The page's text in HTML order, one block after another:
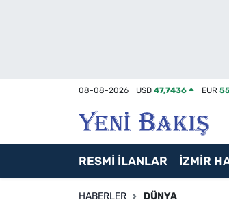
08-08-2026 USD47,7436 EUR
RESMİ İLANLAR İZMİR
HABERLER DÜNYA
Asayiş / Polis-Adliye
Magazin